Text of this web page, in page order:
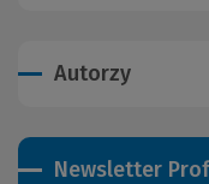
Autorzy
Newsletter